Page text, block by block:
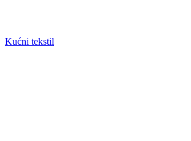
Kućni tekstil